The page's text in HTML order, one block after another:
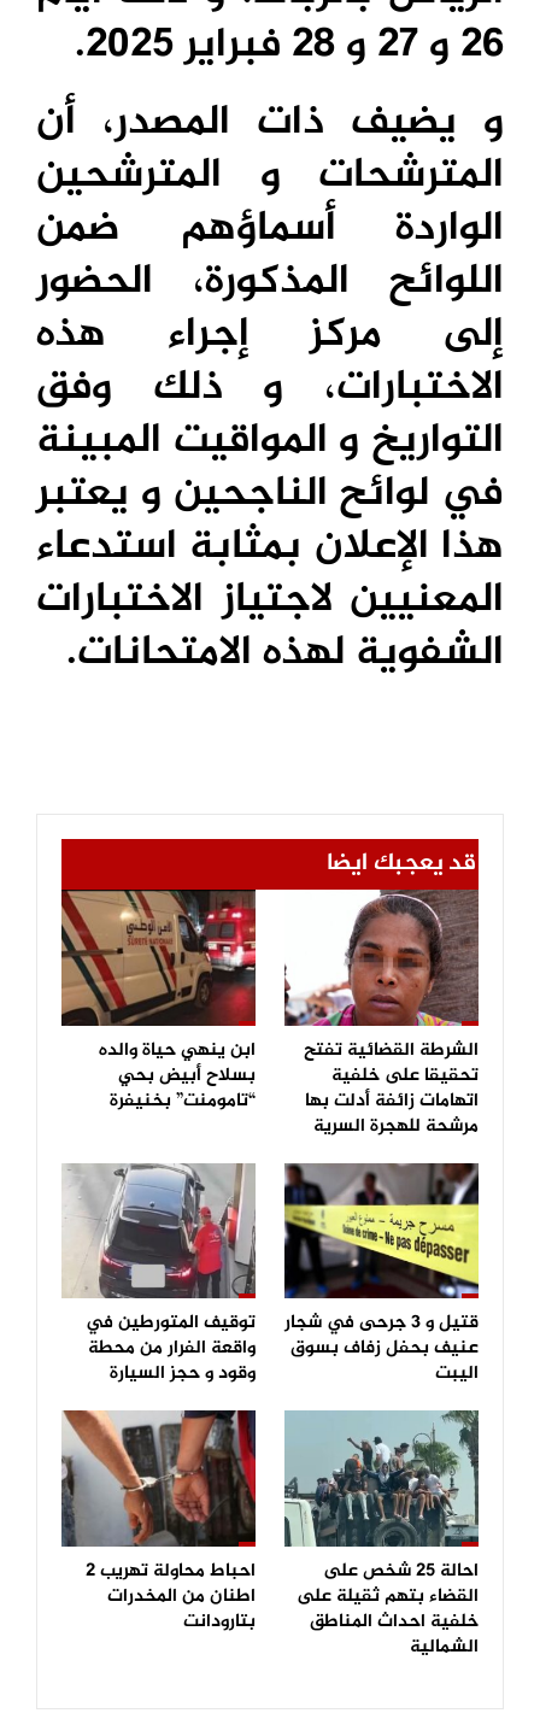
26 و 27 و 28 فبراير 2025.
و يضيف ذات المصدر، أن
المترشحات و المترشحين
الواردة أسماؤهم ضمن
اللوائح المذكورة، الحضور
إلى مركز إجراء هذه
الاختبارات، و ذلك وفق
التواريخ و المواقيت المبينة
في لوائح الناجحين و يعتبر
هذا الإعلان بمثابة استدعاء
المعنيين لاجتياز الاختبارات
الشفوية لهذه الامتحانات.
قد يعجبك ايضا
الشرطة القضائية تفتح
تحقيقا على خلفية
اتهامات زائفة أدلت بها
مرشحة للهجرة السرية
ابن ينهي حياة والده
بسلاح أبيض بحي
“تامومنت” بخنيفرة
قتيل و 3 جرحى في شجار
عنيف بحفل زفاف بسوق
اليبت
توقيف المتورطين في
واقعة الفرار من محطة
وقود و حجز السيارة
احالة 25 شخص على
القضاء بتهم ثقيلة على
خلفية احداث المناطق
الشمالية
احباط محاولة تهريب 2
اطنان من المخدرات
بتارودانت